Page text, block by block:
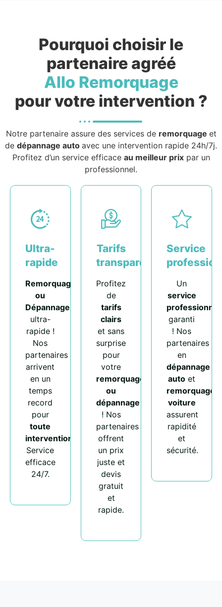
Pourquoi choisir le
partenaire agréé
Allo Remorquage
pour votre intervention ?
Notre partenaire assure des services de remorquage et
de dépannage auto avec une intervention rapide 24h/7j.
Profitez d’un service efficace au meilleur prixpar un
professionnel.
Ultra-
rapide
Remorquage
ou
Dépannage
ultra-
rapide !
Nos
partenaires
arrivent
en un
temps
record
pour
toute
intervention
Service
efficace
24/7.
Tarifs
transparents
Profitez
de
tarifs
clairs
et sans
surprise
pour
votre
remorquage
ou
dépannage
! Nos
partenaires
offrent
un prix
juste et
devis
gratuit
et
rapide.
Service
Un
service
professionnel
garanti
! Nos
partenaires
en
dépannage
auto et
remorquage
voiture
assurent
rapidité
et
sécurité.